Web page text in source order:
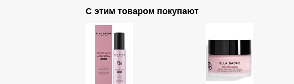
С этим товаром покупают